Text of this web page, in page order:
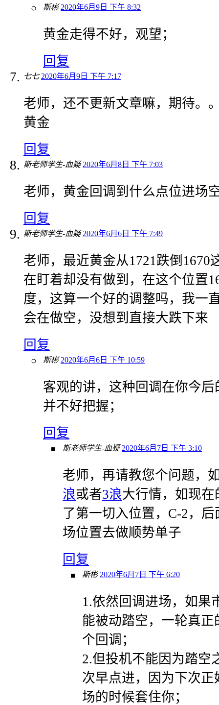
斯彬 2020年6月9日 下午 8:32
黄金走得不好，观望；
回复
七七 2020年6月9日 下午 7:17
老师，还不更新文章嘛，期待。
黄金
回复
斯老师学生-血疑 2020年6月8日 下午 7:03
老师，黄金回调到什么点位进场
回复
斯老师学生-血疑 2020年6月6日 下午 7:49
老师，最近黄金从1721跌倒1670
在盯着却没有做到，在这个位置
度，这算一个好的调整吗，我一
会在做空，没想到直接大跌下来
回复
斯彬 2020年6月6日 下午 10:59
客观的讲，这种回调在你今
并不好把握；
回复
斯老师学生-血疑 2020年6月7日 下午 3:10
老师，再请教您个问题，
浪或者3浪大行情，如现
了第一切入位置，C-2，
场位置去做顺势单子
回复
斯彬 2020年6月7日 下午 6:20
1.依然回调进场，如果
能被动踏空，一轮真
个回调；
2.但投机不能因为踏空
次早点进，因为下次
场的时候套住你；